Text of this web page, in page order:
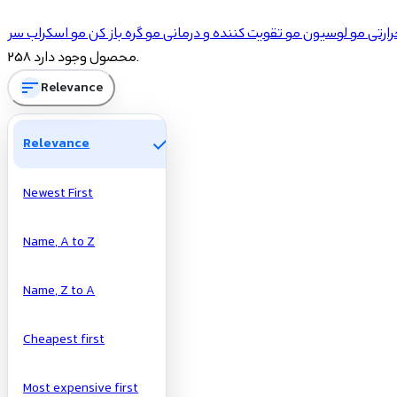
مولوسیون موتقویت کننده و درمانی موگره باز کن مواسکراب سر
258 محصول وجود دارد.
sortRelevance
Relevance check
Newest First
Name, A to Z
Name, Z to A
Cheapest first
Most expensive first